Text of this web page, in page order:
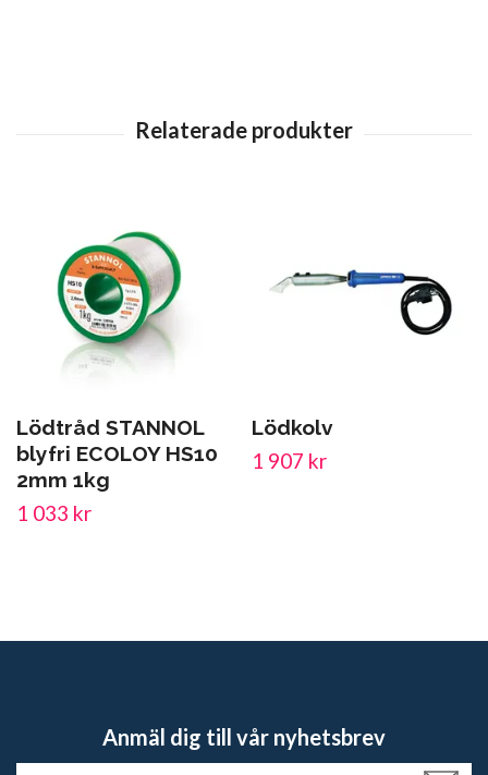
Lödtråd STANNOL
blyfri ECOLOY HS10
2mm 1kg
1 033 kr
Lödkolv
1 907 kr
Anmäl dig till vår nyhetsbrev